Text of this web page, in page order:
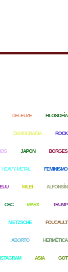
DELEUZE FILOSOFÍA
DEMOCRACIA ROCK
JAPON BORGES
HEAVY METAL FEMINISMO
MILEI ALFONSÍN
CBC MARX TRUMP
NIETZSCHE FOUCAULT
ABORTO HERMÉTICA
ASIA GOT